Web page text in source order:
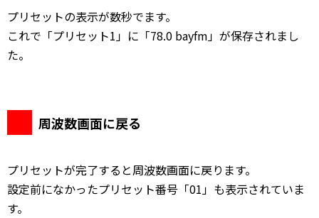
プリセットの表示が数秒でます。
これで「プリセット1」に「78.0 bayfm」が保存されまし
た。
周波数画面に戻る
プリセットが完了すると周波数画面に戻ります。
設定前になかったプリセット番号「01」も表示されていま
す。